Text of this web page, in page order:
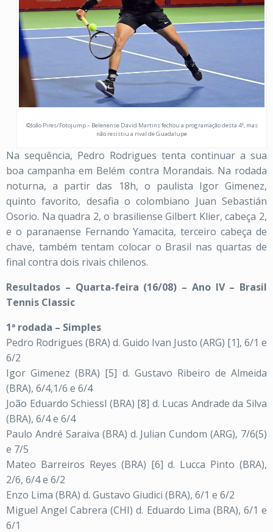
©João Pires/Fotojump – Belenense David Martins fechou a programação desta 4ª, mas
não resistiu a rival de Guadalupe
Na sequência, Pedro Rodrigues tenta continuar a sua
boa campanha em Belém contra Morandais. Na rodada
noturna, a partir das 18h, o paulista Igor Gimenez,
quinto favorito, desafia o colombiano Juan Sebastián
Osorio. Na quadra 2, o brasiliense Gilbert Klier, cabeça 2,
e o paranaense Fernando Yamacita, terceiro cabeça de
chave, também tentam colocar o Brasil nas quartas de
final contra dois rivais chilenos.
Resultados – Quarta-feira (16/08) – Ano IV – Brasil
Tennis Classic
1ª rodada – Simples
Pedro Rodrigues (BRA) d. Guido Ivan Justo (ARG) [1], 6/1 e
6/2
Igor Gimenez (BRA) [5] d. Gustavo Ribeiro de Almeida
(BRA), 6/4,1/6 e 6/4
João Eduardo Schiessl (BRA) [8] d. Lucas Andrade da Silva
(BRA), 6/4 e 6/4
Paulo André Saraiva (BRA) d. Julian Cundom (ARG), 7/6(5)
e 7/5
Mateo Barreiros Reyes (BRA) [6] d. Lucca Pinto (BRA),
2/6, 6/4 e 6/2
Enzo Lima (BRA) d. Gustavo Giudici (BRA), 6/1 e 6/2
Miguel Angel Cabrera (CHI) d. Eduardo Lima (BRA), 6/1 e
6/1